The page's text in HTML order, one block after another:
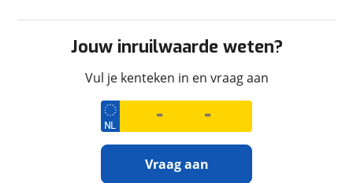
Maximaal toelaatbaar
180 kg
Zwart
Jouw inruilwaarde weten?
Vul je kenteken in en vraag aan
Vraag aan